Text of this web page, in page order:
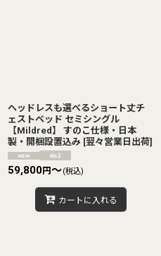
ヘッドレスも選べるショート丈チ
ェストベッド セミシングル
【Mildred】 すのこ仕様・日本
製・開梱設置込み [翌々営業日出荷]
59,800円～(税込)
カートに入れる